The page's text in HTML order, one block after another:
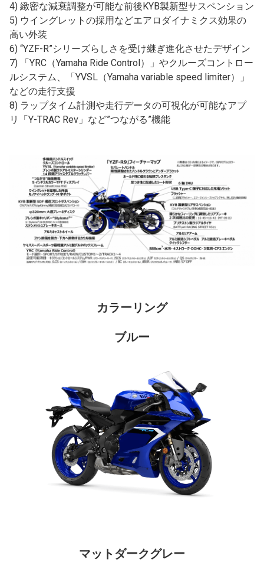
4) 緻密な減衰調整が可能な前後KYB製新型サスペンション
5) ウイングレットの採用などエアロダイナミクス効果の
高い外装
6) “YZF-R”シリーズらしさを受け継ぎ進化させたデザイン
7) 「YRC（Yamaha Ride Control）」やクルーズコントロー
ルシステム、「YVSL（Yamaha variable speed limiter）」
などの走行支援
8) ラップタイム計測や走行データの可視化が可能なアプ
リ「Y-TRAC Rev」など”つながる”機能
カラーリング
ブルー
マットダークグレー